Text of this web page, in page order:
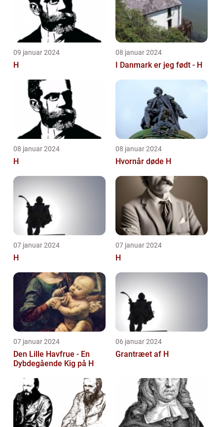
09 januar 2024
H
08 januar 2024
I Danmark er jeg født - H
08 januar 2024
H
08 januar 2024
Hvornår døde H
07 januar 2024
H
07 januar 2024
H
07 januar 2024
Den Lille Havfrue - En
Dybdegående Kig på H
06 januar 2024
Grantræet af H